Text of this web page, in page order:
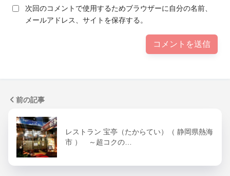
次回のコメントで使用するためブラウザーに自分の名前、
メールアドレス、サイトを保存する。
前の記事
レストラン 宝亭（たからてい）（ 静岡県熱海
市 ） ～超コクの…